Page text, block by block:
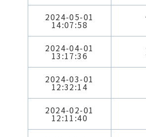
2024-05-01
14:07:58
2024-04-01
13:17:36
2024-03-01
12:32:14
2024-02-01
12:11:40